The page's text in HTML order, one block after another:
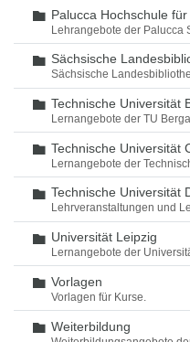
Ordner
Palucca Hochschule
Lehrangebote der
Ordner
Sächsische
Sächsische
Ordner
Technische Universität
Lernangebote der TU
Ordner
Technische Universität
Lernangebote der
Ordner
Technische Universität
Lehrveranstaltungen und
Ordner
Universität Leipzig
Lernangebote der
Ordner
Vorlagen
Vorlagen für Kurse.
Ordner
Weiterbildung